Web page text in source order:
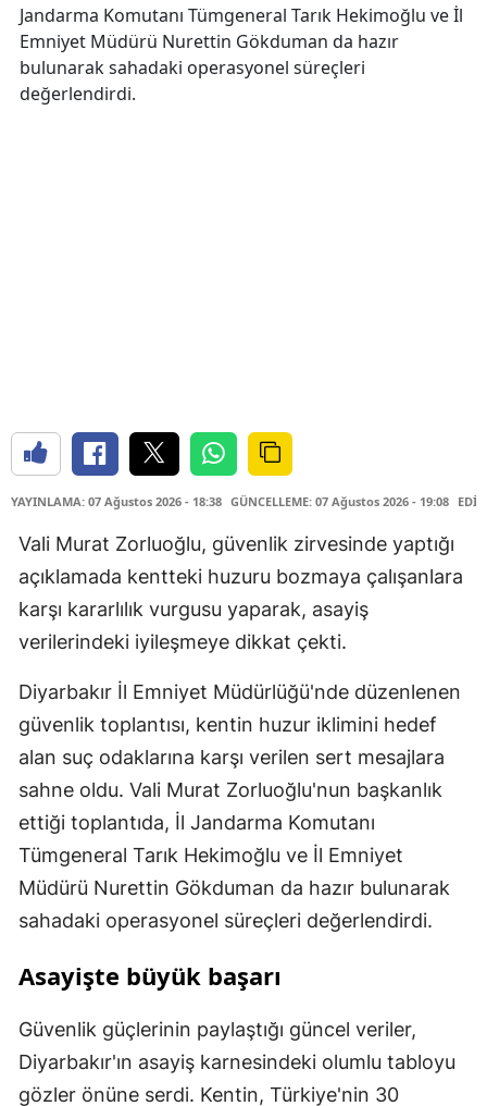
Jandarma Komutanı Tümgeneral Tarık Hekimoğlu ve İl
Emniyet Müdürü Nurettin Gökduman da hazır
bulunarak sahadaki operasyonel süreçleri
değerlendirdi.
YAYINLAMA: 07 Ağustos 2026 - 18:38 GÜNCELLEME: 07 Ağustos 2026 - 19:08
Vali Murat Zorluoğlu, güvenlik zirvesinde yaptığı
açıklamada kentteki huzuru bozmaya çalışanlara
karşı kararlılık vurgusu yaparak, asayiş
verilerindeki iyileşmeye dikkat çekti.
Diyarbakır İl Emniyet Müdürlüğü'nde düzenlenen
güvenlik toplantısı, kentin huzur iklimini hedef
alan suç odaklarına karşı verilen sert mesajlara
sahne oldu. Vali Murat Zorluoğlu'nun başkanlık
ettiği toplantıda, İl Jandarma Komutanı
Tümgeneral Tarık Hekimoğlu ve İl Emniyet
Müdürü Nurettin Gökduman da hazır bulunarak
sahadaki operasyonel süreçleri değerlendirdi.
Asayişte büyük başarı
Güvenlik güçlerinin paylaştığı güncel veriler,
Diyarbakır'ın asayiş karnesindeki olumlu tabloyu
gözler önüne serdi. Kentin, Türkiye'nin 30